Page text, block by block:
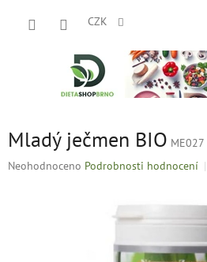
CZK
Mladý ječmen BIO ME027
Průměrné
Neohodnoceno Podrobnosti hodnocení